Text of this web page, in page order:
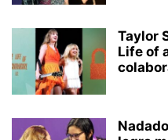
Taylor
Life of